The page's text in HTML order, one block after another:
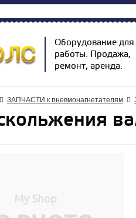
Оборудование для
работы. Продажа,
ремонт, аренда.
ЗАПЧАСТИ к пневмонагнетателям